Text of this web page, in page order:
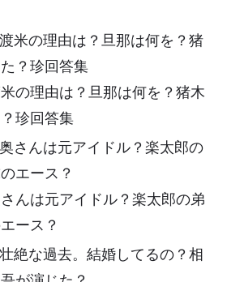
の理由は？旦那は何を？猪木
珍回答集
んは元アイドル？楽太郎の弟
ース？